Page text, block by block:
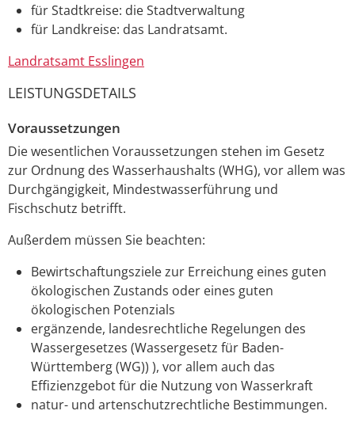
für Stadtkreise: die Stadtverwaltung
für Landkreise: das Landratsamt.
Landratsamt Esslingen
LEISTUNGSDETAILS
Voraussetzungen
Die wesentlichen Voraussetzungen stehen im Gesetz
zur Ordnung des Wasserhaushalts (WHG), vor allem was
Durchgängigkeit, Mindestwasserführung und
Fischschutz betrifft.
Außerdem müssen Sie beachten:
Bewirtschaftungsziele zur Erreichung eines guten
ökologischen Zustands oder eines guten
ökologischen Potenzials
ergänzende, landesrechtliche Regelungen des
Wassergesetzes (Wassergesetz für Baden-
Württemberg (WG)) ), vor allem auch das
Effizienzgebot für die Nutzung von Wasserkraft
natur- und artenschutzrechtliche Bestimmungen.